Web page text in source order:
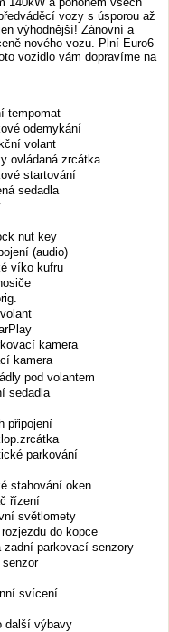
vozy s úsporou až
výhodnější! Zánovní a
nového vozu. Plní Euro6
vozidlo vám dopravíme na
tempomat
odemykání
volant
ovládaná zrcátka
startování
sedadla
nut key
(audio)
víko kufru
kamera
kamera
pod volantem
sedadla
připojení
parkování
stahování oken
řízení
světlomety
do kopce
zadní parkovací senzory
svícení
další výbavy